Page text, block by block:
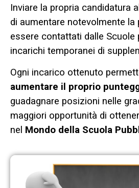
Inviare la propria candidatura
di aumentare notevolmente la
essere contattati dalle Scuole
incarichi temporanei di
Ogni incarico ottenuto
aumentare il proprio
guadagnare posizioni nelle
maggiori opportunità di
nel Mondo della Scuola